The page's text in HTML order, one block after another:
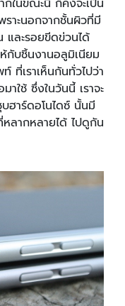
ในขณะนี้ ก็คงจะเป็น
ราะนอกจากชั้นผิวที่มี
และรอยขีดข่วนได้
กับชิ้นงานอลูมิเนียม
ที่เราเห็นกันทั่วไปว่า
ใช้ ซึ่งในวันนี้ เราจะ
ฮาร์ดอโนไดซ์ นั้นมี
ลากหลายได้ ไปดูกัน